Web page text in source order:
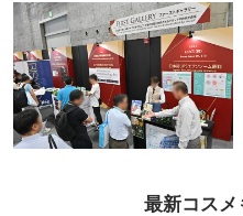
最新コスメ